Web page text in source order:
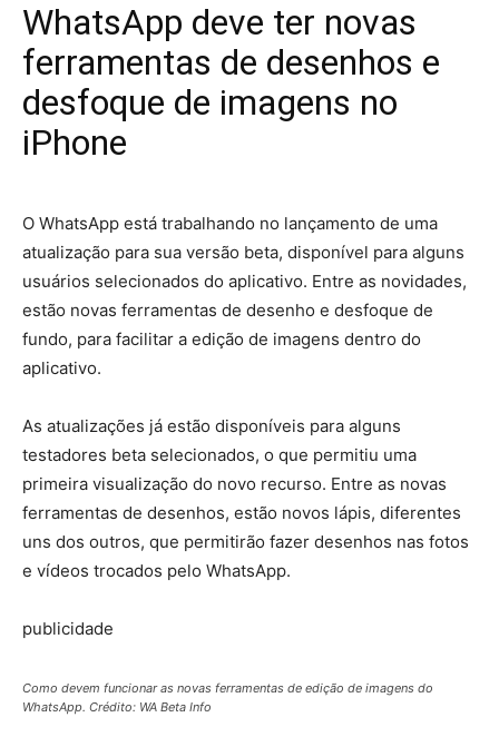
WhatsApp deve ter novas
ferramentas de desenhos e
desfoque de imagens no
iPhone
O WhatsApp está trabalhando no lançamento de uma
atualização para sua versão beta, disponível para alguns
usuários selecionados do aplicativo. Entre as novidades,
estão novas ferramentas de desenho e desfoque de
fundo, para facilitar a edição de imagens dentro do
aplicativo.
As atualizações já estão disponíveis para alguns
testadores beta selecionados, o que permitiu uma
primeira visualização do novo recurso. Entre as novas
ferramentas de desenhos, estão novos lápis, diferentes
uns dos outros, que permitirão fazer desenhos nas fotos
e vídeos trocados pelo WhatsApp.
publicidade
Como devem funcionar as novas ferramentas de edição de imagens do
WhatsApp. Crédito: WA Beta Info